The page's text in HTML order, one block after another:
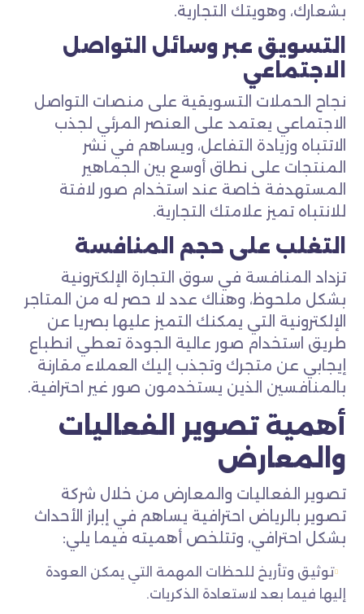
بشعارك، وهويتك التجارية.
التسويق عبر وسائل التواصل
الاجتماعي
نجاح الحملات التسويقية على منصات التواصل
الاجتماعي يعتمد على العنصر المرئي لجذب
الاتتباه وزيادة التفاعل، ويساهم في نشر
المنتجات على نطاق أوسع بين الجماهير
المستهدفة خاصة عند استخدام صور لافتة
للانتباه تميز علامتك التجارية.
التغلب على حجم المنافسة
تزداد المنافسة في سوق التجارة الإلكترونية
بشكل ملحوظ، وهناك عدد لا حصر له من المتاجر
الإلكترونية التي يمكنك التميز عليها بصريا عن
طريق استخدام صور عالية الجودة تعطي انطباع
إيجابي عن متجرك وتجذب إليك العملاء مقارنة
بالمنافسين الذين يستخدمون صور غير احترافية.
أهمية تصوير الفعاليات
والمعارض
تصوير الفعاليات والمعارض من خلال شركة
تصوير بالرياض احترافية يساهم في إبراز الأحداث
بشكل احترافي، وتتلخص أهميته فيما يلي:
توثيق وتأريخ للحظات المهمة التي يمكن العودة
إليها فيما بعد لاستعادة الذكريات.